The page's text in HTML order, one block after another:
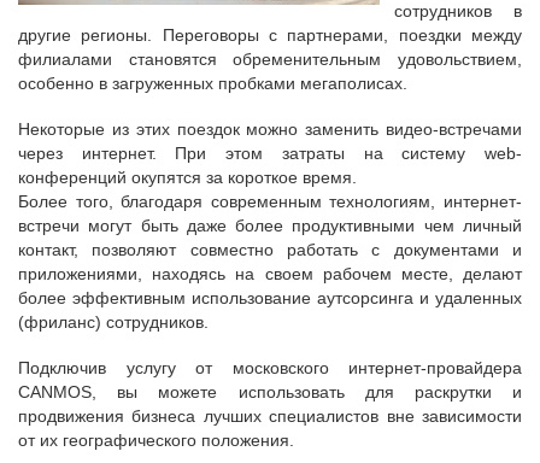
сотрудников в
другие регионы. Переговоры с партнерами, поездки между
филиалами становятся обременительным удовольствием,
особенно в загруженных пробками мегаполисах.
Некоторые из этих поездок можно заменить видео-встречами
через интернет. При этом затраты на систему web-
конференций окупятся за короткое время.
Более того, благодаря современным технологиям, интернет-
встречи могут быть даже более продуктивными чем личный
контакт, позволяют совместно работать с документами и
приложениями, находясь на своем рабочем месте, делают
более эффективным использование аутсорсинга и удаленных
(фриланс) сотрудников.
Подключив услугу от московского интернет-провайдера
CANMOS, вы можете использовать для раскрутки и
продвижения бизнеса лучших специалистов вне зависимости
от их географического положения.